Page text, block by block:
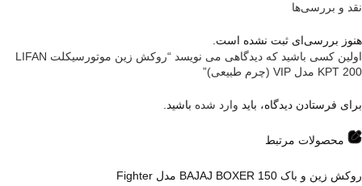
نقد و بررسی‌ها
هنوز بررسی‌ای ثبت نشده است.
اولین کسی باشید که دیدگاهی می نویسد “روکش زین موتورسیکلت LIFAN
KPT 200 مدل VIP (چرم طبیعی)”
برای فرستادن دیدگاه، باید وارد شده باشید.
محصولات مرتبط
روکش زین و باک BAJAJ BOXER 150 مدل Fighter